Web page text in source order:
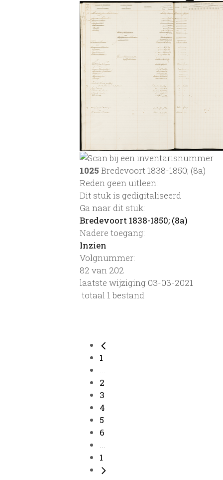
1025 Bredevoort 1838-1850; (8a)
Reden geen uitleen:
Dit stuk is gedigitaliseerd
Ga naar dit stuk:
Bredevoort 1838-1850; (8a)
Nadere toegang:
Inzien
Volgnummer:
82 van 202
laatste wijziging 03-03-2021
totaal 1 bestand
1
...
2
3
4
5
6
...
1